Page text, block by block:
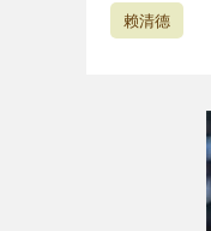
赖清德